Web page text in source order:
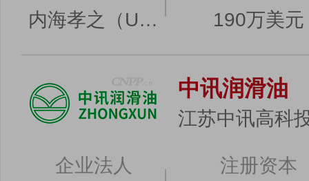
内海孝之（UTSUMI TAKAYUKI）
190万美元
中讯润滑油
江苏中讯高科
企业法人
注册资本